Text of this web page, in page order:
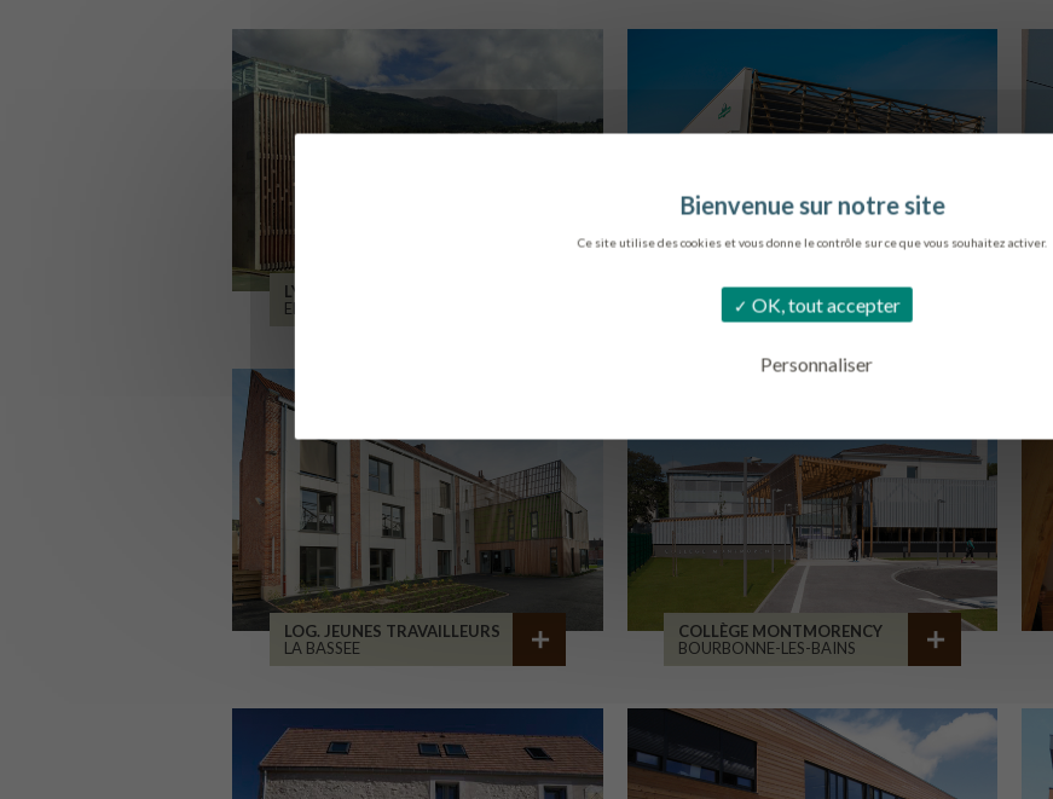
Ce site utilise des cookies et vous donne le contrôle sur ce que vous souhaitez activer.
OK, tout accepter
Personnaliser
LYCÉE ALPES ET DURANCE
EMBRUN
SIÈGE DE L’ONF
LOG. JEUNES TRAVAILLEURS
LA BASSEE
COLLÈGE MONTMORENCY
BOURBONNE-LES-BAINS